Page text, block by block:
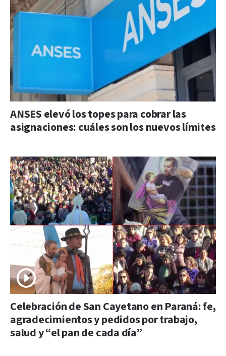
ANSES elevó los topes para cobrar las
asignaciones: cuáles son los nuevos límites
Celebración de San Cayetano en Paraná: fe,
agradecimientos y pedidos por trabajo,
salud y “el pan de cada día”